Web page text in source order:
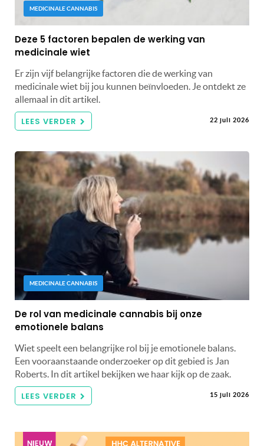
MEDICINALE CANNABIS
Deze 5 factoren bepalen de werking van
medicinale wiet
Er zijn vijf belangrijke factoren die de werking van
medicinale wiet bij jou kunnen beïnvloeden. Je ontdekt ze
allemaal in dit artikel.
LEES VERDER 22 juli 2026
MEDICINALE CANNABIS
De rol van medicinale cannabis bij onze
emotionele balans
Wiet speelt een belangrijke rol bij je emotionele balans.
Een vooraanstaande onderzoeker op dit gebied is Jan
Roberts. In dit artikel bekijken we haar kijk op de zaak.
LEES VERDER 15 juli 2026